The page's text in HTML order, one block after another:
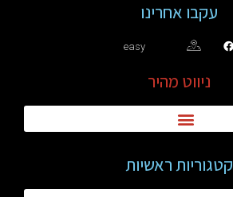
עקבו אחרינו
easy
ניווט מהיר
קטגוריות ראשיות